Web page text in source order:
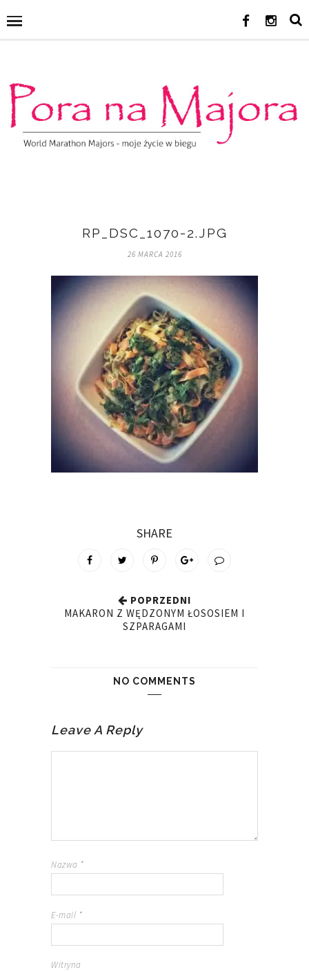
RP_DSC_1070-2.JPG
26 MARCA 2016
SHARE
POPRZEDNI
MAKARON Z WĘDZONYM ŁOSOSIEM I
SZPARAGAMI
NO COMMENTS
Leave A Reply
Nazwa *
E-mail *
Witryna